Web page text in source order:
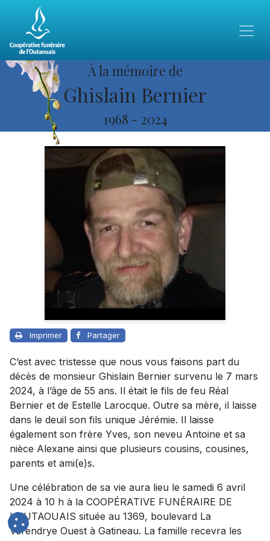
À la mémoire de
Ghislain Bernier
1968 - 2024
Imprimer Partager
C’est avec tristesse que nous vous faisons part du
décès de monsieur Ghislain Bernier survenu le 7 mars
2024, à l’âge de 55 ans. Il était le fils de feu Réal
Bernier et de Estelle Larocque. Outre sa mère, il laisse
dans le deuil son fils unique Jérémie. Il laisse
également son frère Yves, son neveu Antoine et sa
nièce Alexane ainsi que plusieurs cousins, cousines,
parents et ami(e)s.
Une célébration de sa vie aura lieu le samedi 6 avril
2024 à 10 h à la COOPÉRATIVE FUNÉRAIRE DE
L’OUTAOUAIS située au 1369, boulevard La
Vérendrye Ouest à Gatineau. La famille recevra les